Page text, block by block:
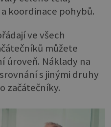
koordinace pohybů.
ve všech
můžete
úroveň. Náklady na
s jinými druhy
začátečníky.